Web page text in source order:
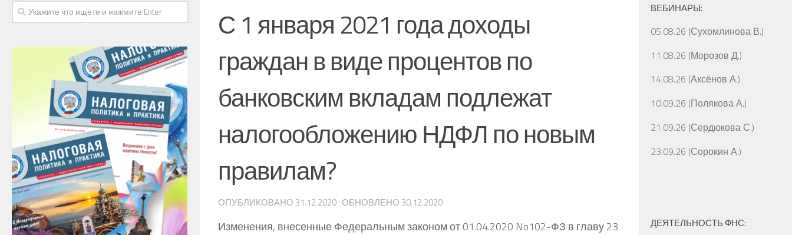
С 1 января 2021 года доходы
граждан в виде процентов по
банковским вкладам подлежат
налогообложению НДФЛ по новым
правилам?
ОПУБЛИКОВАНО 31.12.2020· ОБНОВЛЕНО 30.12.2020
Изменения, внесенные Федеральным законом от 01.04.2020 No102-ФЗ в главу 23
ВЕБИНАРЫ:
05.08.26 (Сухомлинова В.)
11.08.26 (Морозов Д.)
14.08.26 (Аксёнов А.)
10.09.26 (Полякова А.)
21.09.26 (Сердюкова С.)
23.09.26 (Сорокин А.)
ДЕЯТЕЛЬНОСТЬ ФНС: